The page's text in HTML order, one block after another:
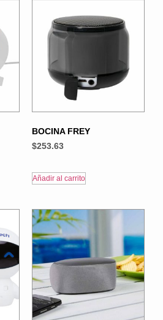
BOCINA FREY
$253.63
Añadir al carrito